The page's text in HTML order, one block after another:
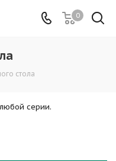
0
стола
серии.